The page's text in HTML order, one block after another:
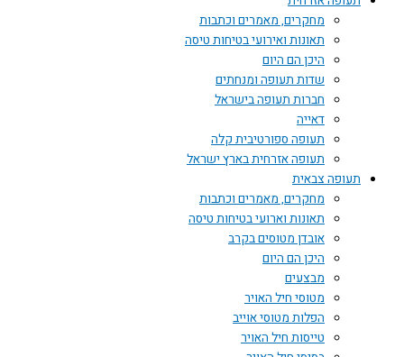
מחקרים, מאמרים וכתבות
תאונות ואירועי בטיחות טיסה
היכן הם היום
שדות תעופה ומנחתים
חברות תעופה בישראל
דאייה
תעופה ספורטיבית קלה
תעופה אזרחית בארץ ישראל
תעופה צבאית
מחקרים, מאמרים וכתבות
תאונות וארועי בטיחות טיסה
אובדן מטוסים בקרב
היכן הם היום
מבצעים
מטוסי חיל האויר
הפלות מטוסי אוייב
טייסות חיל האויר